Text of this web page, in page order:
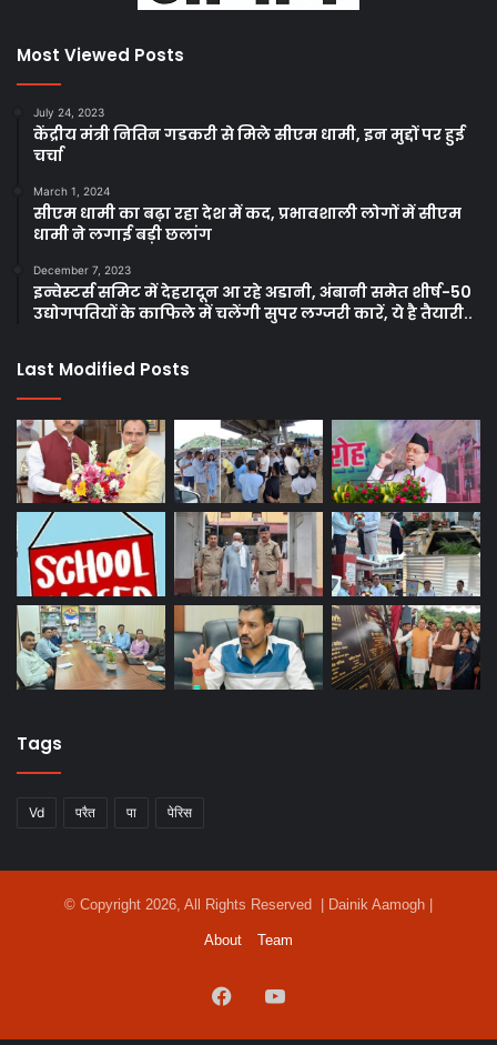
Most Viewed Posts
July 24, 2023
केंद्रीय मंत्री नितिन गडकरी से मिले सीएम धामी, इन मुद्दों पर हुई
चर्चा
March 1, 2024
सीएम धामी का बढ़ा रहा देश में कद, प्रभावशाली लोगों में सीएम
धामी ने लगाई बड़ी छलांग
December 7, 2023
इन्वेस्टर्स समिट में देहरादून आ रहे अडानी, अंबानी समेत शीर्ष-50
उद्योगपतियों के काफिले में चलेंगी सुपर लग्जरी कारें, ये है तैयारी..
Last Modified Posts
Tags
Vd परैत पा पेरिस
© Copyright 2026, All Rights Reserved | Dainik Aamogh |
About Team
Facebook